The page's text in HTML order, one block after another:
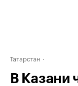
Татарстан
В Казани